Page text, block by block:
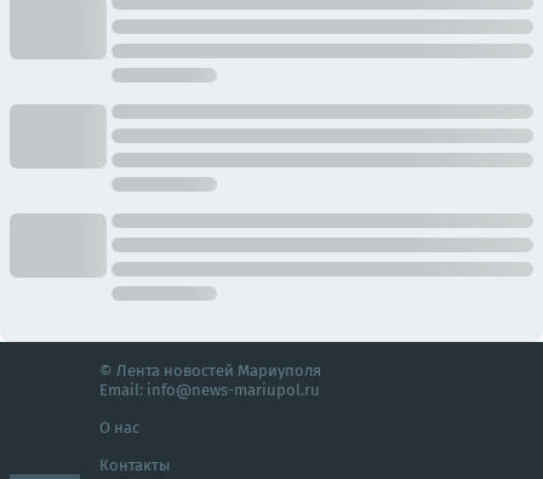
© Лента новостей Мариуполя
Email: info@news-mariupol.ru
О нас
Контакты